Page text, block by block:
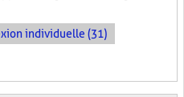
individuelle (31)